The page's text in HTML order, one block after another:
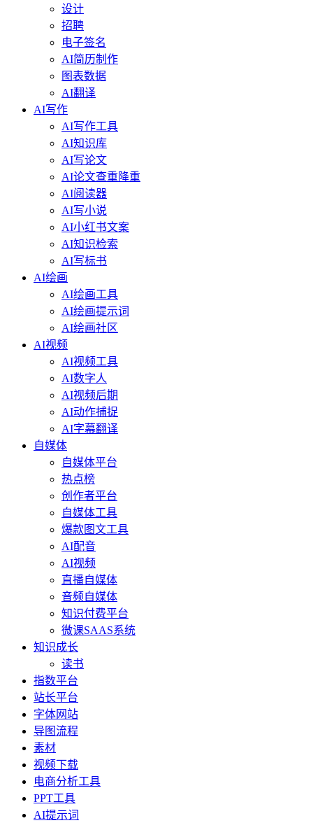
设计
招聘
电子签名
AI简历制作
图表数据
AI翻译
AI写作
AI写作工具
AI知识库
AI写论文
AI论文查重降重
AI阅读器
AI写小说
AI小红书文案
AI知识检索
AI写标书
AI绘画
AI绘画工具
AI绘画提示词
AI绘画社区
AI视频
AI视频工具
AI数字人
AI视频后期
AI动作捕捉
AI字幕翻译
自媒体
自媒体平台
热点榜
创作者平台
自媒体工具
爆款图文工具
AI配音
AI视频
直播自媒体
音频自媒体
知识付费平台
微课SAAS系统
知识成长
读书
指数平台
站长平台
字体网站
导图流程
素材
视频下载
电商分析工具
PPT工具
AI提示词